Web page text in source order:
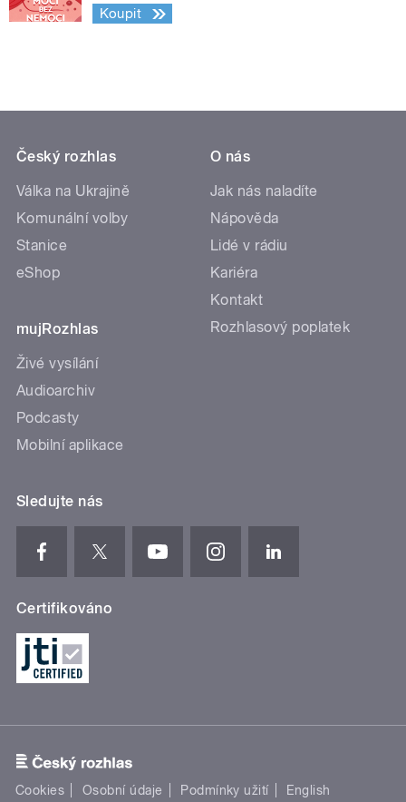
Koupit
Český rozhlas
Válka na Ukrajině
Komunální volby
Stanice
eShop
mujRozhlas
Živé vysílání
Audioarchiv
Podcasty
Mobilní aplikace
O nás
Jak nás naladíte
Nápověda
Lidé v rádiu
Kariéra
Kontakt
Rozhlasový poplatek
Sledujte nás
Certifikováno
Cookies Osobní údaje Podmínky užití English